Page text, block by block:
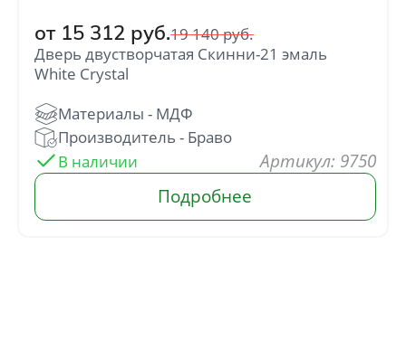
от 15 312 руб.19 140руб.
Дверь двустворчатая Скинни-21 эмаль
White Сrystal
: 9750